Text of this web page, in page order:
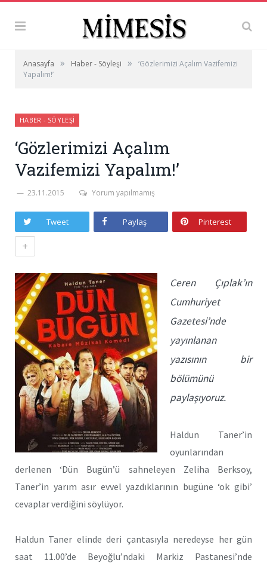
Anasayfa » Haber - Söyleşi »
‘Gözlerimizi Açalım Vazifemizi
Yapalım!’
HABER - SÖYLEŞI
‘Gözlerimizi Açalım
Vazifemizi Yapalım!’
23.11.2015 Yorum yapılmamış
Tweet Paylaş Pinterest
+
Ceren Çıplak’ın
Cumhuriyet
Gazetesi’nde
yayınlanan
yazısının bir
bölümünü
paylaşıyoruz.
Haldun Taner’in
oyunlarından
derlenen ‘Dün Bugün’ü sahneleyen Zeliha Berksoy,
Taner’in yarım asır evvel yazdıklarının bugüne ‘ok gibi’
cevaplar verdiğini söylüyor.
Haldun Taner elinde deri çantasıyla neredeyse her gün
saat 11.00’de Beyoğlu’ndaki Markiz Pastanesi’nde